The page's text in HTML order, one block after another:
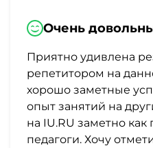
Очень
Приятно удивлена
репетитором на
хорошо заметные
опыт занятий на
на IU.RU заметно
педагоги. Хочу